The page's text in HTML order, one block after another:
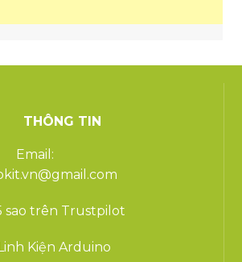
THÔNG TIN
Email:
sao trên Trustpilot
Kiện Arduino